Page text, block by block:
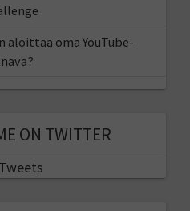
aloittaa oma YouTube-
ON TWITTER